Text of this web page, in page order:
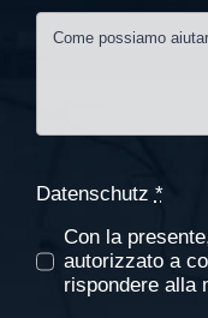
Datenschutz *
Con la
autorizzato a
rispondere alla